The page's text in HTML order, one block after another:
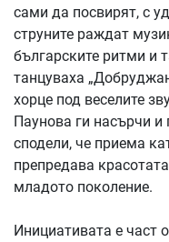
сами да посвирят, с
струните раждат
българските ритми и
танцуваха
хорце под веселите
Паунова ги насърчи
сподели, че приема
препредава
младото поколение.
Инициативата е част